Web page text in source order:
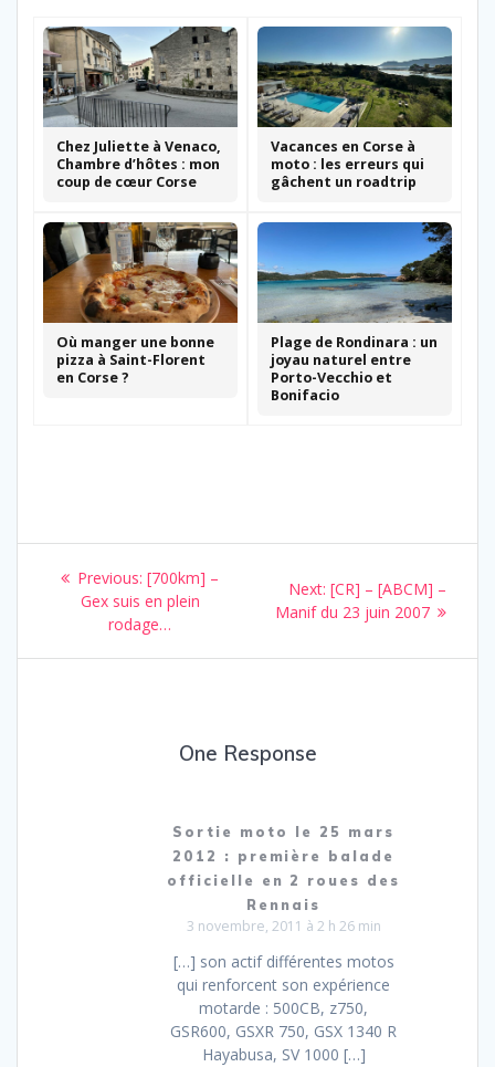
Chez Juliette à Venaco,
Chambre d’hôtes : mon
coup de cœur Corse
Vacances en Corse à
moto : les erreurs qui
gâchent un roadtrip
Où manger une bonne
pizza à Saint-Florent
en Corse ?
Plage de Rondinara : un
joyau naturel entre
Porto-Vecchio et
Bonifacio
Navigation
l’article
Previous: Previous
post:
[700km] –
Gex suis en plein
rodage…
Next: Next
post:
[CR] – [ABCM] –
Manif du 23 juin 2007
One Response
Sortie moto le 25 mars
2012 : première balade
officielle en 2 roues des
Rennais
3 novembre, 2011 à 2 h 26 min
[…] son actif différentes motos
qui renforcent son expérience
motarde : 500CB, z750,
GSR600, GSXR 750, GSX 1340 R
Hayabusa, SV 1000 […]